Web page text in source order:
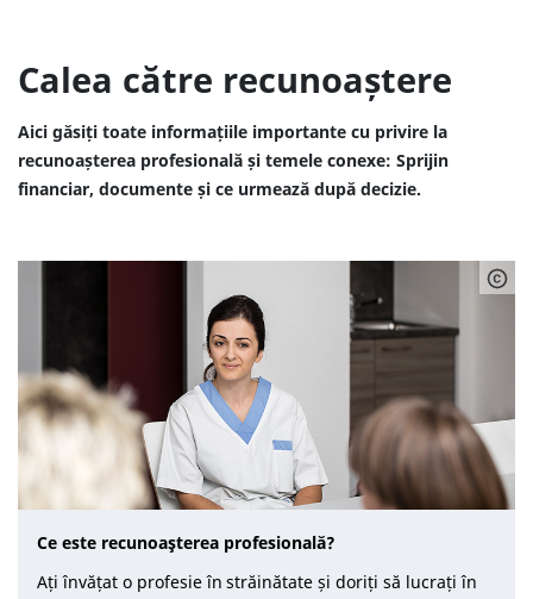
Calea către recunoaștere
Aici găsiți toate informațiile importante cu privire la
recunoașterea profesională și temele conexe: Sprijin
financiar, documente și ce urmează după decizie.
Ce este recunoaşterea profesională?
Ați învățat o profesie în străinătate și doriți să lucrați în